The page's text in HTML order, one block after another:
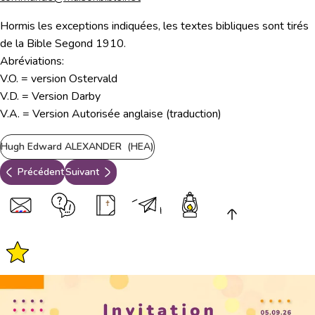
Hormis les exceptions indiquées, les textes bibliques sont tirés
de la Bible Segond 1910.
Abréviations:
V.O. = version Ostervald
V.D. = Version Darby
V.A. = Version Autorisée anglaise (traduction)
Hugh Edward ALEXANDER (HEA)
PrécédentSuivant